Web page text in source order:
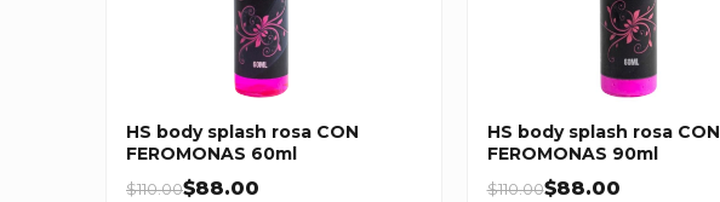
HS body splash rosa CON
FEROMONAS 60ml
$110.00$88.00
HS body splash rosa CON
FEROMONAS 90ml
$110.00$88.00